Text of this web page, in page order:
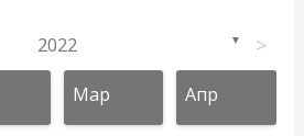
2022 ▼ >
Мар Апр